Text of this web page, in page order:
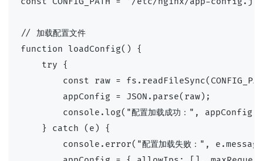
// 加载配置文件
function loadConfig() {
    try {
const raw =
        appConfig = JSON.parse(raw);
        console.log("配置加载成功：", appConfig);
    } catch (e) {
console.error("配置加载失败：",